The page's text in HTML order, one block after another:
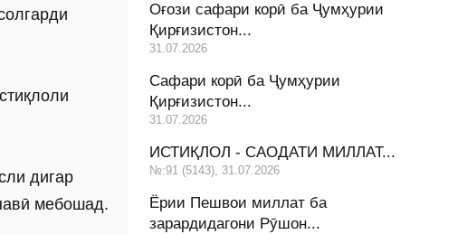
дигар
мебошад.
Оғози сафари корӣ ба Ҷумҳурии
Қирғизистон...
31.07.2026
Сафари корӣ ба Ҷумҳурии
Қирғизистон...
31.07.2026
ИСТИҚЛОЛ - САОДАТИ МИЛЛАТ...
№:91 (5143), 31.07.2026
Ёрии Пешвои миллат ба
зарардидагони Рӯшон...